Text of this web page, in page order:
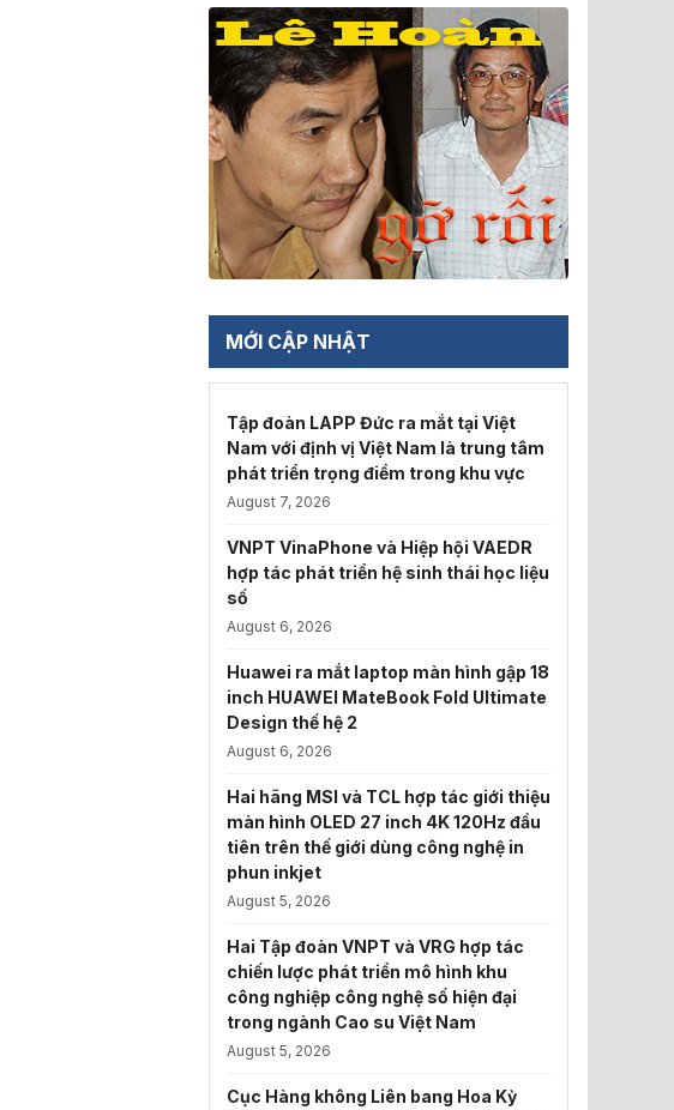
MỚI CẬP NHẬT
Tập đoàn LAPP Đức ra mắt tại Việt
Nam với định vị Việt Nam là trung tâm
phát triển trọng điểm trong khu vực
August 7, 2026
VNPT VinaPhone và Hiệp hội VAEDR
hợp tác phát triển hệ sinh thái học liệu
số
August 6, 2026
Huawei ra mắt laptop màn hình gập 18
inch HUAWEI MateBook Fold Ultimate
Design thế hệ 2
August 6, 2026
Hai hãng MSI và TCL hợp tác giới thiệu
màn hình OLED 27 inch 4K 120Hz đầu
tiên trên thế giới dùng công nghệ in
phun inkjet
August 5, 2026
Hai Tập đoàn VNPT và VRG hợp tác
chiến lược phát triển mô hình khu
công nghiệp công nghệ số hiện đại
trong ngành Cao su Việt Nam
August 5, 2026
Cục Hàng không Liên bang Hoa Kỳ